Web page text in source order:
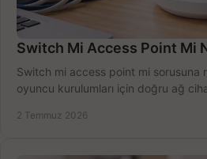
Switch Mi Access Point Mi
Switch mi access point mi sorusuna
oyuncu kurulumları için doğru ağ
2 Temmuz 2026